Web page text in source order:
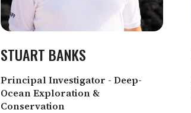
STUART BANKS
Principal Investigator - Deep-
Ocean Exploration &
Conservation